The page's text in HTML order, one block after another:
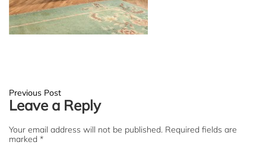
Post
navigation
Previous Post
Leave a Reply
Your email address will not be published. Required fields are
marked *